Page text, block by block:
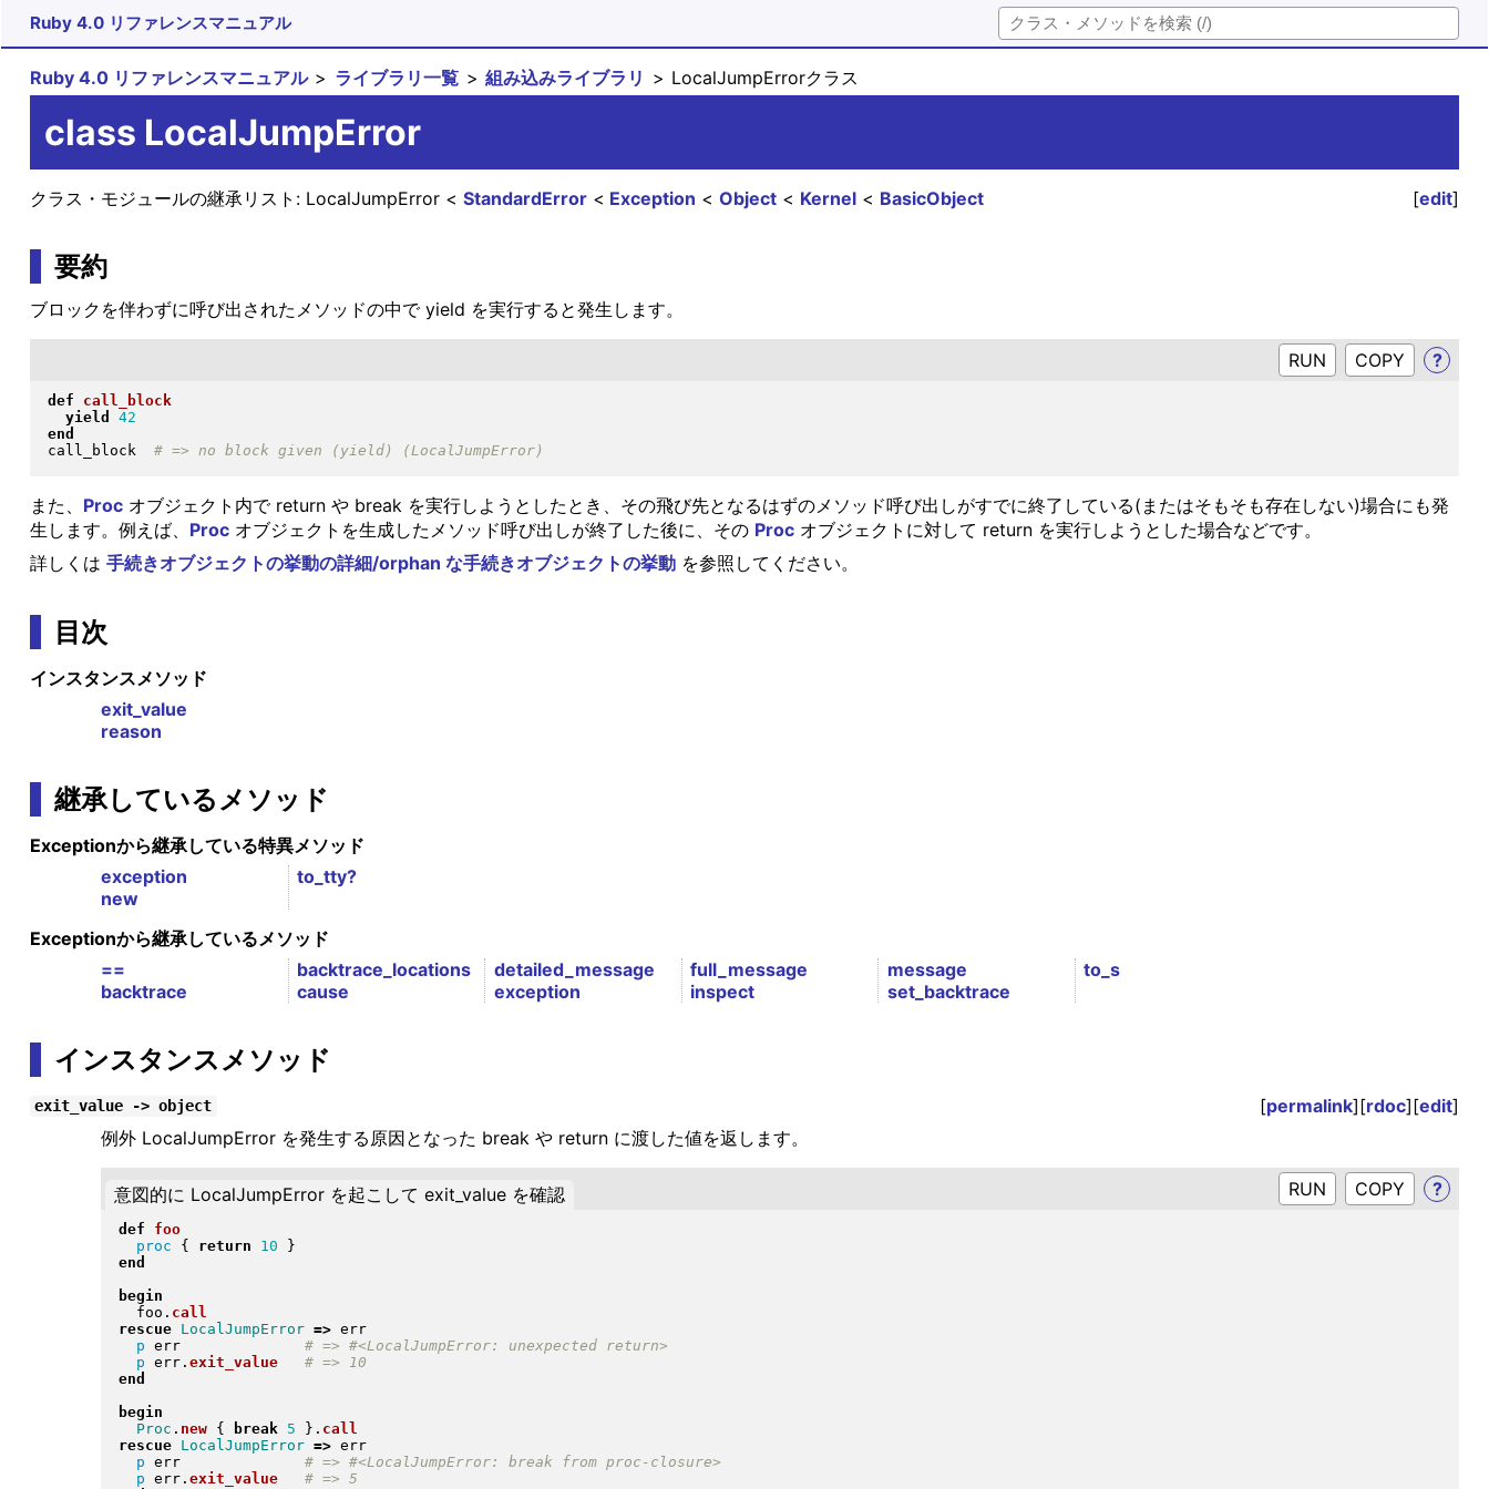
Ruby 4.0 リファレンスマニュアル
Ruby 4.0 リファレンスマニュアル ライブラリ一覧 組み込みライブラリ LocalJumpErrorクラス
class LocalJumpError
[edit]
クラス・モジュールの継承リスト: BasicObject
Kernel
Object
Exception
StandardError
LocalJumpError
要約
ブロックを伴わずに呼び出されたメソッドの中で yield を実行すると発生します。
RUN ?
def
call_block
yield
42
end
call_block
また、 Procオブジェクト内で return や break を実行しようとしたとき、その飛び先となるはずのメソッド呼び出しがすでに終了している(またはそもそも存在しない)場合にも発
生します。例えば、 Procオブジェクトを生成したメソッド呼び出しが終了した後に、その Procオブジェクトに対して return を実行しようとした場合などです。
詳しくは 手続きオブジェクトの挙動の詳細/orphan な手続きオブジェクトの挙動を参照してください。
目次
インスタンスメソッド
exit_value
reason
継承しているメソッド
Exceptionから継承している特異メソッド
exception
new
to_tty?
Exceptionから継承しているメソッド
==
backtrace
backtrace_locations
cause
detailed_message
exception
full_message
inspect
message
set_backtrace
to_s
インスタンスメソッド
exit_value -> object [permalink][rdoc][edit]
例外 LocalJumpError を発生する原因となった break や return に渡した値を返します。
意図的に LocalJumpError を起こして exit_value を確認 RUN ?
def
foo
proc
{ return 10
}
end
begin
  foo
. call
rescue
LocalJumpError => err
p err
p err. exit_value
end
begin
Proc . new { break 5 } . call
rescue
LocalJumpError => err
p err
p err. exit_value